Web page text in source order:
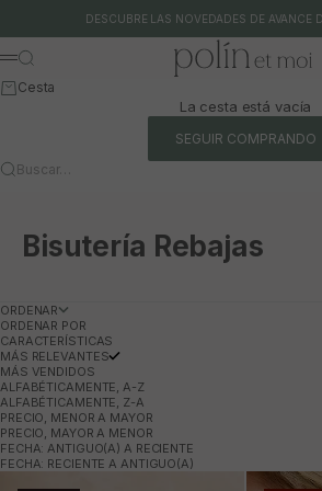
DESCUBRE LAS NOVEDADES DE AVANCE
Polín et moi
Menú
Buscar
Cesta
La cesta está vacía
SEGUIR COMPRANDO
Buscar…
Bisutería Rebajas
ORDENAR
ORDENAR POR
CARACTERÍSTICAS
MÁS RELEVANTES
MÁS VENDIDOS
ALFABÉTICAMENTE, A-Z
ALFABÉTICAMENTE, Z-A
PRECIO, MENOR A MAYOR
PRECIO, MAYOR A MENOR
FECHA: ANTIGUO(A) A RECIENTE
FECHA: RECIENTE A ANTIGUO(A)